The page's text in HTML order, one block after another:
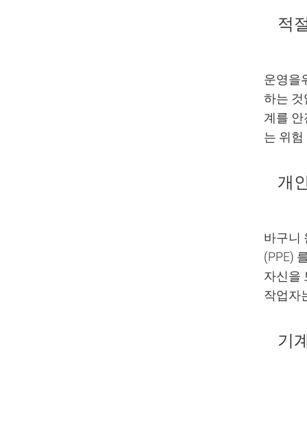
적
운영을
하는 것
계를
는 위험
개
바구니
(PPE)
자신을
작업자
기